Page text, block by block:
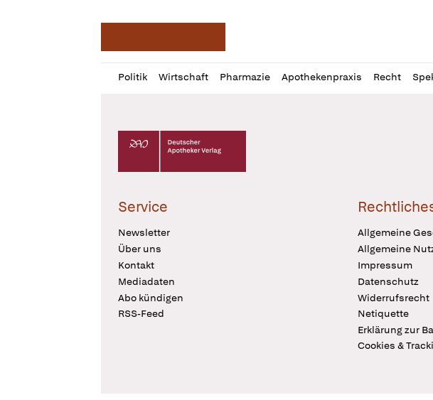
Politik Wirtschaft Pharmazie Apothekenpraxis Recht
Profil
öffnen
Daz
Pur
Deutscher Apotheker Verlag Logo
Service
Newsletter
Über uns
Kontakt
Mediadaten
Abo kündigen
RSS-Feed
Allgemeine
Allgemeine
Impressum
Datenschutz
Widerrufsrecht
Netiquette
Erklärung zur
Cookies &